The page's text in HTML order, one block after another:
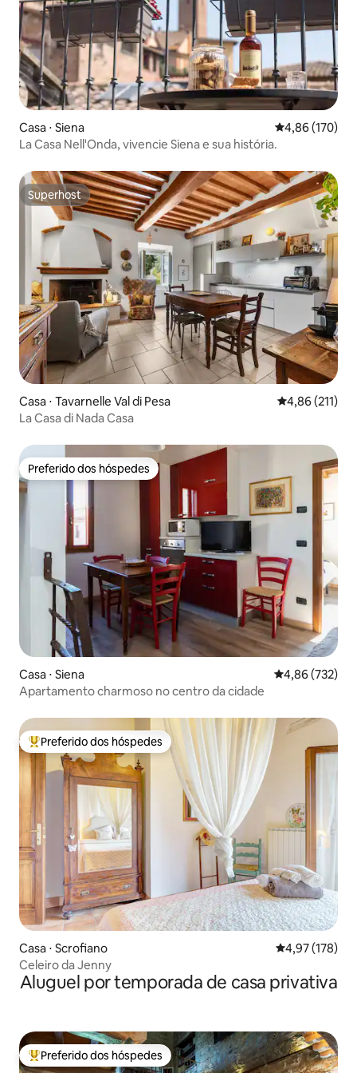
Casa ⋅ Siena 4,86 de uma
4,86 (170)
La Casa Nell'Onda, vivencie Siena e sua história.
Superhost
Superhost
Casa ⋅ Tavarnelle Val di Pesa 4,86 de uma
4,86 (211)
La Casa di Nada Casa
Preferido dos hóspedes
Preferido dos hóspedes
Casa ⋅ Siena 4,86 de uma
4,86 (732)
Apartamento charmoso no centro da cidade
Entre os melhores preferidos dos hóspedes
Preferido dos hóspedes
Casa ⋅ Scrofiano 4,97 de uma
4,97 (178)
Celeiro da Jenny
Aluguel por temporada de casa privativa
Entre os melhores preferidos dos hóspedes
Preferido dos hóspedes